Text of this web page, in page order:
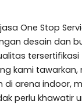
One Stop
desain dan
kami tawarkan,
di arena indoor,
perlu khawatir